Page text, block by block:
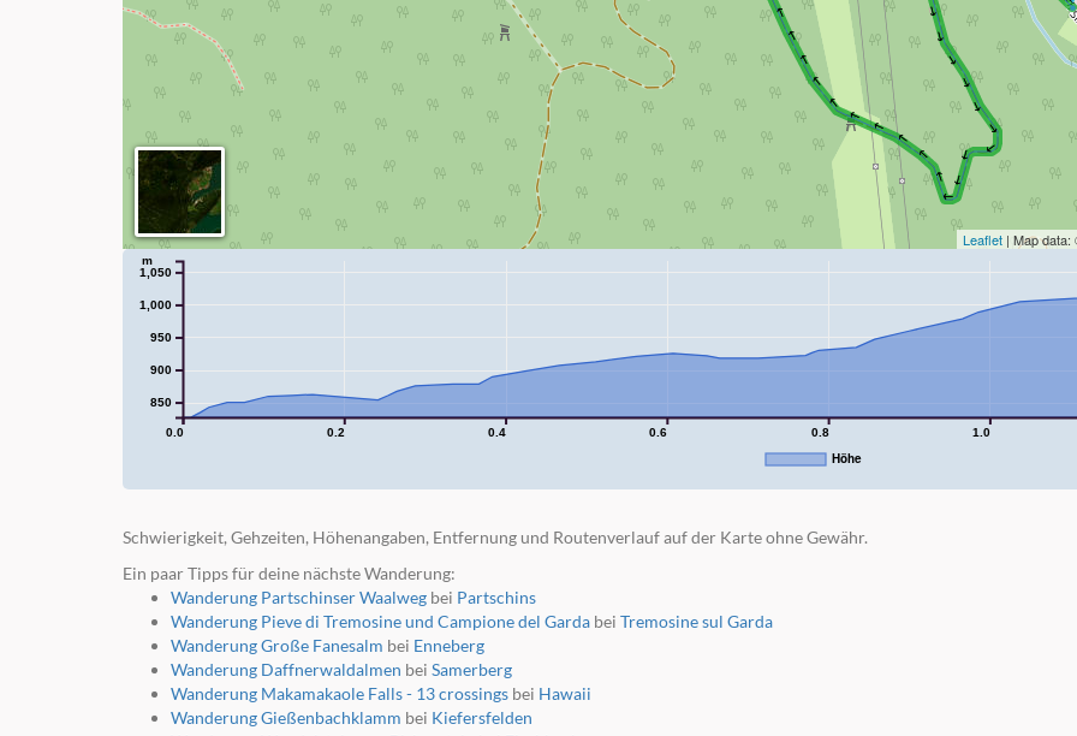
Leaflet | Map
0.0 0.2 0.4 0.6 0.8 1.0
850
900
950
1,000
1,050
m
Höhe
Schwierigkeit, Gehzeiten, Höhenangaben, Entfernung und Routenverlauf auf der Karte ohne Gewähr.
Ein paar Tipps für deine nächste Wanderung:
Wanderung Partschinser Waalweg bei Partschins
Wanderung Pieve di Tremosine und Campione del Garda bei Tremosine sul Garda
Wanderung Große Fanesalm bei Enneberg
Wanderung Daffnerwaldalmen bei Samerberg
Wanderung Makamakaole Falls - 13 crossings bei Hawaii
Wanderung Gießenbachklamm bei Kiefersfelden